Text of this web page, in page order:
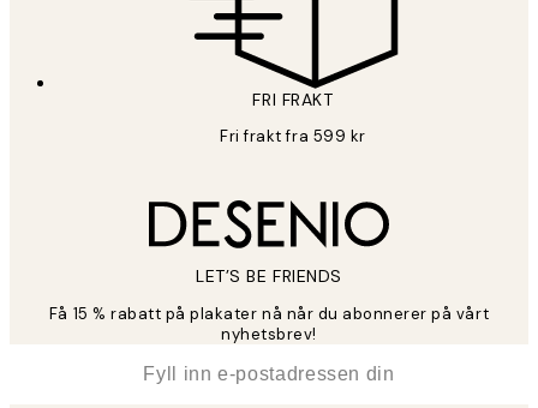
FRI FRAKT
Fri frakt fra 599 kr
LET’S BE FRIENDS
Få 15 % rabatt på plakater nå når du abonnerer på vårt
nyhetsbrev!